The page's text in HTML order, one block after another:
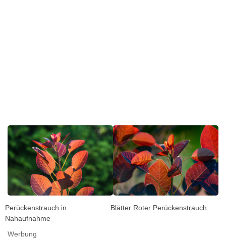
Perückenstrauch in
Nahaufnahme
Blätter Roter Perückenstrauch
Werbung